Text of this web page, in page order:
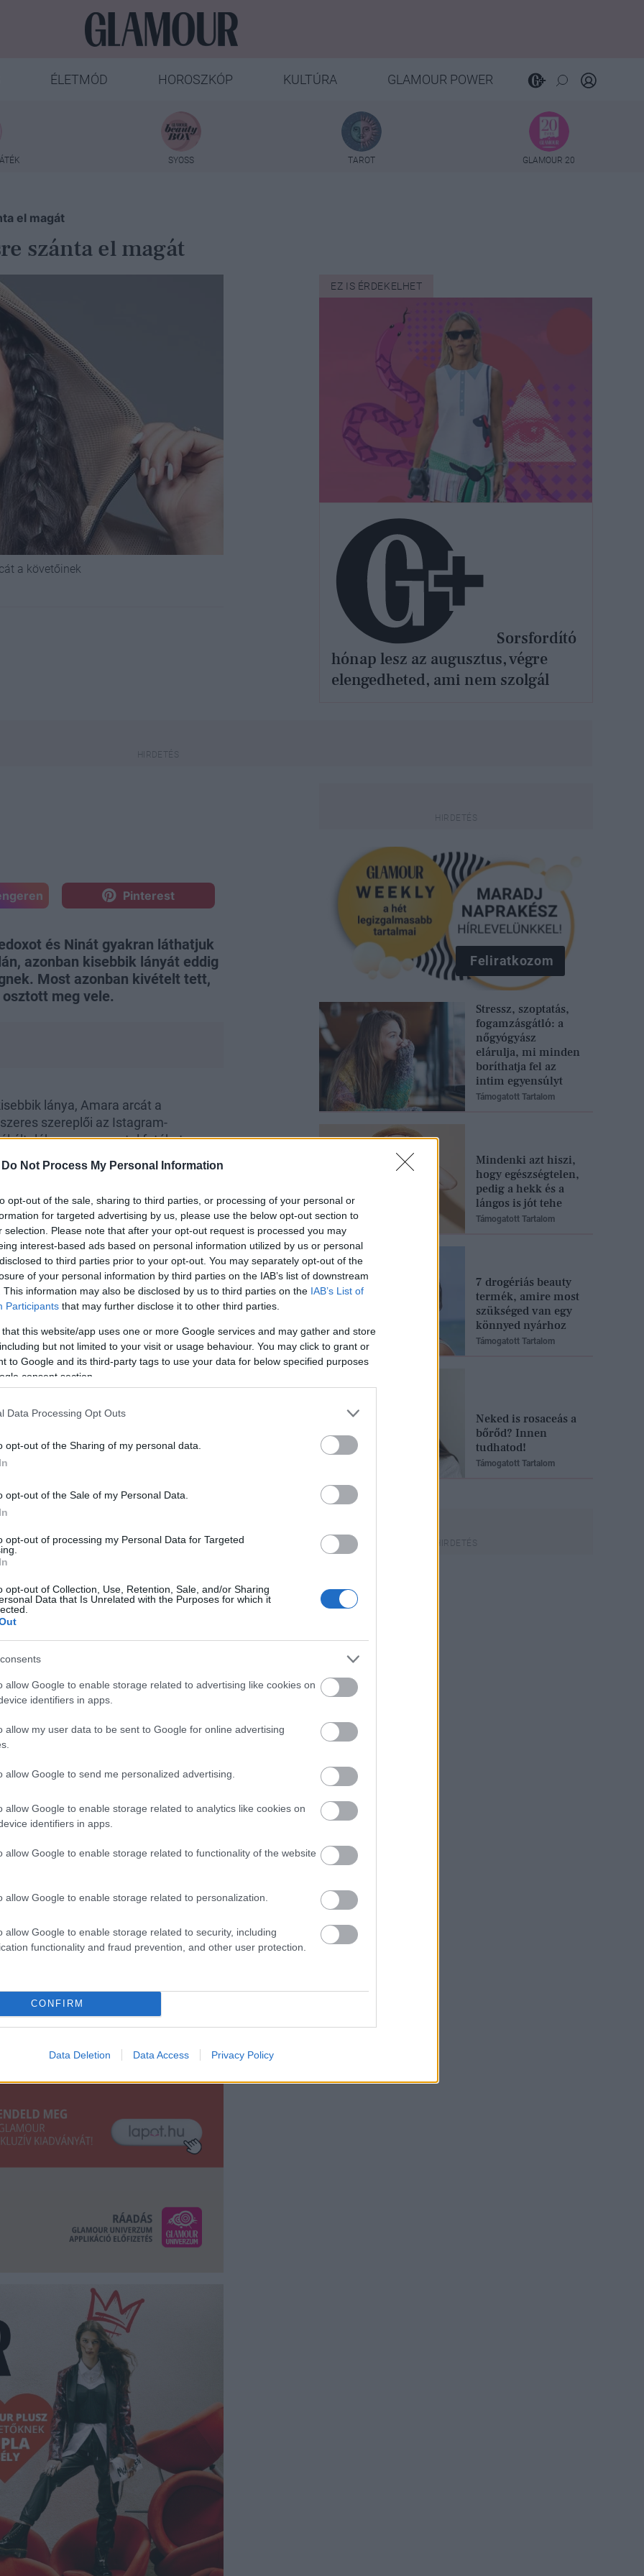
Do Not Process My Personal Information
opt-out of the sale, sharing to third parties, or processing of your personal or
for targeted advertising by us, please use the below opt-out section to
selection. Please note that after your opt-out request is processed you may
interest-based ads based on personal information utilized by us or personal
to third parties prior to your opt-out. You may separately opt-out of the
of your personal information by third parties on the IAB’s list of downstream
This information may also be disclosed by us to third parties on the IAB’s List of
Participants that may further disclose it to other third parties.
that this website/app uses one or more Google services and may gather and store
but not limited to your visit or usage behaviour. You may click to grant or
to Google and its third-party tags to use your data for below specified purposes
consent section.
Data Processing Opt Outs
opt-out of the Sharing of my personal data.
opt-out of the Sale of my Personal Data.
opt-out of processing my Personal Data for Targeted
opt-out of Collection, Use, Retention, Sale, and/or Sharing
Data that Is Unrelated with the Purposes for which it
allow Google to enable storage related to advertising like cookies on
identifiers in apps.
allow my user data to be sent to Google for online advertising
allow Google to send me personalized advertising.
allow Google to enable storage related to analytics like cookies on
identifiers in apps.
allow Google to enable storage related to functionality of the website
allow Google to enable storage related to personalization.
allow Google to enable storage related to security, including
functionality and fraud prevention, and other user protection.
CONFIRM
Data Deletion Data Access Privacy Policy
ÉLETMÓD HOROSZKÓP KULTÚRA GLAMOUR POWER
SYOSS TAROT GLAMOUR 20
el magát
szánta el magát
a követőinek
EZ IS ÉRDEKELHET
Sorsfordító
hónap lesz az augusztus, végre
elengedheted, ami nem szolgál
Pinterest
és Ninát gyakran láthatjuk
azonban kisebbik lányát eddig
Most azonban kivételt tett,
meg vele.
lánya, Amara arcát a
szereplői az Istagram-
általában nem posztol fotókat, vagy
azonban megtört a jég, és Edina
extra cuki bojtos sapkát és hozzá
pedig teljesen elolvadtunk. Edina a
posztot IDE kattintvatudod
időszakon
tavalyi év, hiszen a válásaiktól és a
sajtó, a közösségi média és a
hullott az ölükbe a boldogság.
segítségével élte túl, aki
erős és támogató párra találtam, nem is
számíthatok rá. Az elmúlt
voltunk, ugyanazokat a kríziseket
a szerelmünk hajnalát tekintve,
is képes megadni a boldogságot, a
szem előtt tudja tartani, az erős
Kulcsár Edina aGLAMOUR.hu
„Egyesek szerint azért
vagyok szar anya, mert
új fejezetet mertem
Edina szívszorító
sorokkal üzent az őt
bántóknak
velük: többek között kimondták a
Feliratkozom
Stressz, szoptatás,
fogamzásgátló: a
nőgyógyász
elárulja, mi minden
boríthatja fel az
intim egyensúlyt
Támogatott Tartalom
Mindenki azt hiszi,
hogy egészségtelen,
pedig a hekk és a
lángos is jót tehe
Támogatott Tartalom
7 drogériás beauty
termék, amire most
szükséged van egy
könnyed nyárhoz
Támogatott Tartalom
Neked is rosaceás a
bőrőd? Innen
tudhatod!
Támogatott Tartalom